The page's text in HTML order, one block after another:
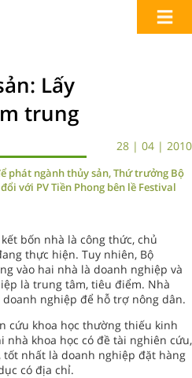
Lấy
trung
28 | 04 | 2010
phát ngành thủy sản, Thứ trưởng Bộ
với PV Tiền Phong bên lề Festival
bốn nhà là công thức, chủ
thực hiện. Tuy nhiên, Bộ
vào hai nhà là doanh nghiệp và
là trung tâm, tiêu điểm. Nhà
nghiệp để hỗ trợ nông dân.
cứu khoa học thường thiếu kinh
khoa học có đề tài nghiên cứu,
nhất là doanh nghiệp đặt hàng
có địa chỉ.